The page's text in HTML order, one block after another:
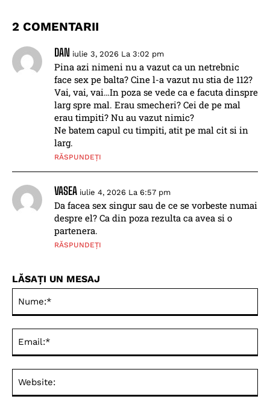
2 COMENTARII
DAN iulie 3, 2026 La 3:02 pm
Pina azi nimeni nu a vazut ca un netrebnic
face sex pe balta? Cine l-a vazut nu stia de 112?
Vai, vai, vai…In poza se vede ca e facuta dinspre
larg spre mal. Erau smecheri? Cei de pe mal
erau timpiti? Nu au vazut nimic?
Ne batem capul cu timpiti, atit pe mal cit si in
larg.
RĂSPUNDEȚI
VASEA iulie 4, 2026 La 6:57 pm
Da facea sex singur sau de ce se vorbeste numai
despre el? Ca din poza rezulta ca avea si o
partenera.
RĂSPUNDEȚI
LĂSAȚI UN MESAJ